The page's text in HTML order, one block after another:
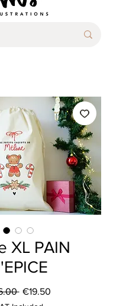
XL PAIN
Regular
€19.50Sale